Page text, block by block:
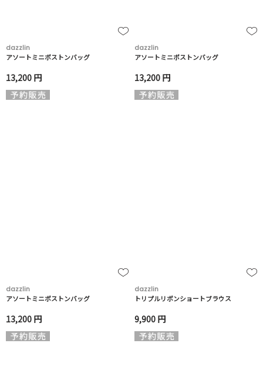
dazzlin
アソートミニボストンバッグ
13,200 円
dazzlin
アソートミニボストンバッグ
13,200 円
dazzlin
アソートミニボストンバッグ
13,200 円
dazzlin
トリプルリボンショートブラウス
9,900 円